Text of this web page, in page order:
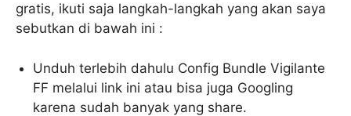
gratis, ikuti saja langkah-langkah yang akan saya
sebutkan di bawah ini :
Unduh terlebih dahulu Config Bundle Vigilante
FF melalui link ini atau bisa juga Googling
karena sudah banyak yang share.